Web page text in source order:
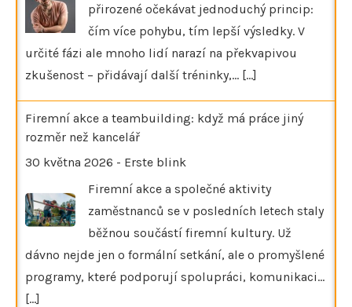
přirozené očekávat jednoduchý princip:
čím více pohybu, tím lepší výsledky. V
určité fázi ale mnoho lidí narazí na překvapivou
zkušenost – přidávají další tréninky,… [...]
Firemní akce a teambuilding: když má práce jiný
rozměr než kancelář
30 května 2026 - Erste blink
Firemní akce a společné aktivity
zaměstnanců se v posledních letech staly
běžnou součástí firemní kultury. Už
dávno nejde jen o formální setkání, ale o promyšlené
programy, které podporují spolupráci, komunikaci…
[...]